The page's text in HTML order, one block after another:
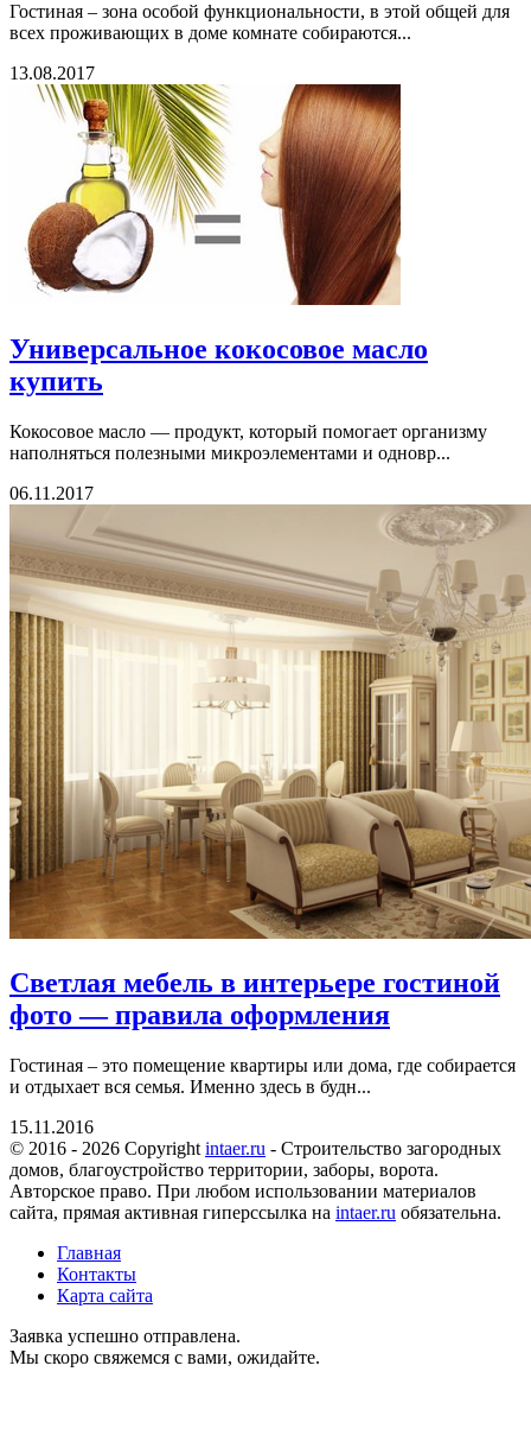
Гостиная – зона особой функциональности, в этой общей для
всех проживающих в доме комнате собираются...
13.08.2017
Универсальное кокосовое масло
купить
Кокосовое масло — продукт, который помогает организму
наполняться полезными микроэлементами и одновр...
06.11.2017
Светлая мебель в интерьере гостиной
фото — правила оформления
Гостиная – это помещение квартиры или дома, где собирается
и отдыхает вся семья. Именно здесь в будн...
15.11.2016
© 2016 - 2026 Copyright intaer.ru - Cтроительство загородных
домов, благоустройство территории, заборы, ворота.
Авторское право. При любом использовании материалов
сайта, прямая активная гиперссылка на intaer.ru обязательна.
Главная
Контакты
Карта сайта
Заявка успешно отправлена.
Мы скоро свяжемся с вами, ожидайте.